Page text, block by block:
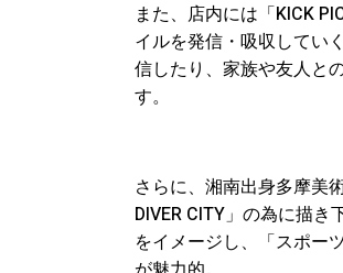
また、店内には「KICK
イルを発信・吸収してい
信したり、家族や友人と
す。
さらに、湘南出身多摩美
DIVER CITY」の為に描
をイメージし、「スポー